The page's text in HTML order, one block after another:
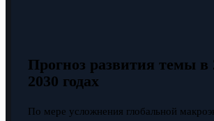
Прогноз развития темы
2030 годах
По мере усложнения глобальной